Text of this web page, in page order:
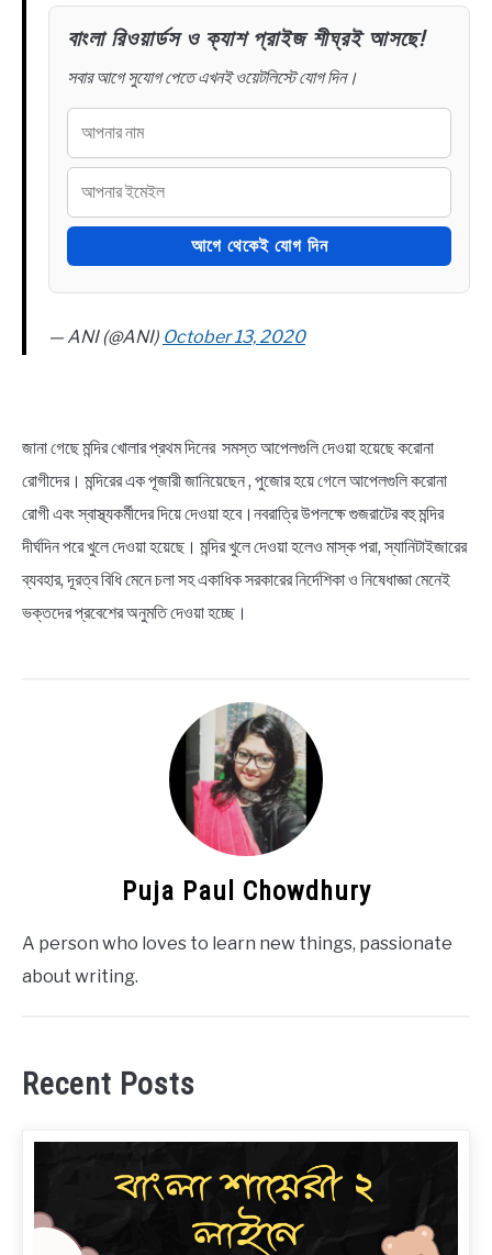
বাংলা রিওয়ার্ডস ও ক্যাশ প্রাইজ শীঘ্রই আসছে!
সবার আগে সুযোগ পেতে এখনই ওয়েটলিস্টে যোগ দিন।
আগে থেকেই যোগ দিন
— ANI (@ANI) October 13, 2020
জানা গেছে মন্দির খোলার প্রথম দিনের সমস্ত আপেলগুলি দেওয়া হয়েছে করোনা
রোগীদের। মন্দিরের এক পূজারী জানিয়েছেন , পুজোর হয়ে গেলে আপেলগুলি করোনা
রোগী এবং স্বাস্থ্যকর্মীদের দিয়ে দেওয়া হবে।নবরাত্রি উপলক্ষে গুজরাটের বহু মন্দির
দীর্ঘদিন পরে খুলে দেওয়া হয়েছে। মন্দির খুলে দেওয়া হলেও মাস্ক পরা, স্যানিটাইজারের
ব্যবহার, দূরত্ব বিধি মেনে চলা সহ একাধিক সরকারের নির্দেশিকা ও নিষেধাজ্ঞা মেনেই
ভক্তদের প্রবেশের অনুমতি দেওয়া হচ্ছে।
Puja Paul Chowdhury
A person who loves to learn new things, passionate
about writing.
Recent Posts